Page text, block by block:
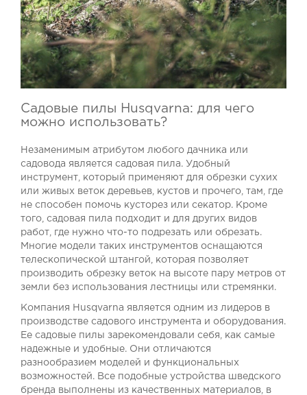
Садовые пилы Husqvarna: для чего
можно использовать?
Незаменимым атрибутом любого дачника или
садовода является садовая пила. Удобный
инструмент, который применяют для обрезки сухих
или живых веток деревьев, кустов и прочего, там, где
не способен помочь кусторез или секатор. Кроме
того, садовая пила подходит и для других видов
работ, где нужно что-то подрезать или обрезать.
Многие модели таких инструментов оснащаются
телескопической штангой, которая позволяет
производить обрезку веток на высоте пару метров от
земли без использования лестницы или стремянки.
Компания Husqvarna является одним из лидеров в
производстве садового инструмента и оборудования.
Ее садовые пилы зарекомендовали себя, как самые
надежные и удобные. Они отличаются
разнообразием моделей и функциональных
возможностей. Все подобные устройства шведского
бренда выполнены из качественных материалов, в